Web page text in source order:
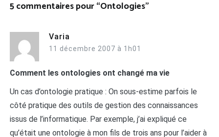
5 commentaires pour “Ontologies”
Varia
11 décembre 2007 à 1h01
Comment les ontologies ont changé ma vie
Un cas d’ontologie pratique : On sous-estime parfois le
côté pratique des outils de gestion des connaissances
issus de l’informatique. Par exemple, j’ai expliqué ce
qu’était une ontologie à mon fils de trois ans pour l’aider à